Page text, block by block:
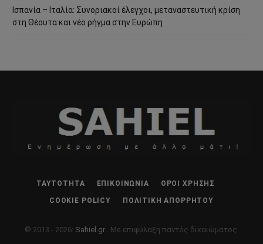
Ισπανία – Ιταλία: Συνοριακοί έλεγχοι, μεταναστευτική κρίση
στη Θέουτα και νέο ρήγμα στην Ευρώπη
ΤΑΥΤΌΤΗΤΑ ΕΠΙΚΟΙΝΩΝΊΑ ΌΡΟΙ ΧΡΉΣΗΣ
COOKIE POLICY ΠΟΛΙΤΙΚΉ ΑΠΟΡΡΉΤΟΥ
© 2013 - 2026: Sahiel.gr . Με επιφύλαξη παντός δικαιώματος.